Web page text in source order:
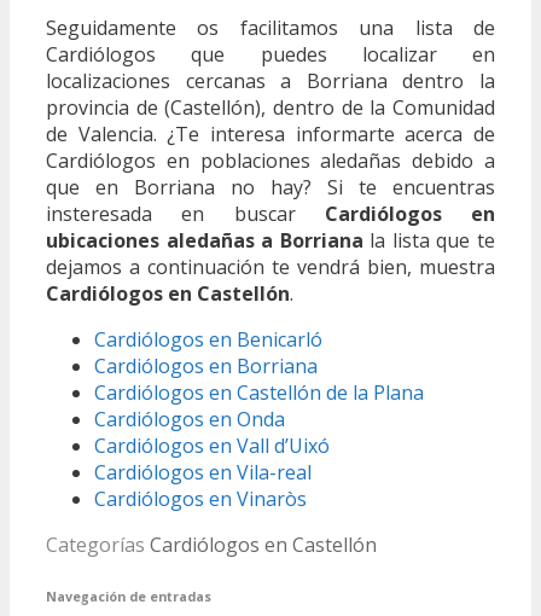
Seguidamente os facilitamos una lista de
Cardiólogos que puedes localizar en
localizaciones cercanas a Borriana dentro la
provincia de (Castellón), dentro de la Comunidad
de Valencia. ¿Te interesa informarte acerca de
Cardiólogos en poblaciones aledañas debido a
que en Borriana no hay? Si te encuentras
insteresada en buscar Cardiólogos en
ubicaciones aledañas a Borriana la lista que te
dejamos a continuación te vendrá bien, muestra
Cardiólogos en Castellón.
Cardiólogos en Benicarló
Cardiólogos en Borriana
Cardiólogos en Castellón de la Plana
Cardiólogos en Onda
Cardiólogos en Vall d’Uixó
Cardiólogos en Vila-real
Cardiólogos en Vinaròs
Categorías Cardiólogos en Castellón
Navegación de entradas